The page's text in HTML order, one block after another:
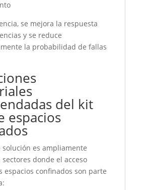
se mejora la respuesta
y se reduce
la probabilidad de fallas
del kit
espacios
solución es ampliamente
donde el acceso
espacios confinados son parte